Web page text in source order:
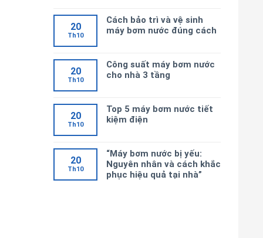
20
Th10
Cách bảo trì và vệ sinh
máy bơm nước đúng cách
20
Th10
Công suất máy bơm nước
cho nhà 3 tầng
20
Th10
Top 5 máy bơm nước tiết
kiệm điện
20
Th10
“Máy bơm nước bị yếu:
Nguyên nhân và cách khắc
phục hiệu quả tại nhà”